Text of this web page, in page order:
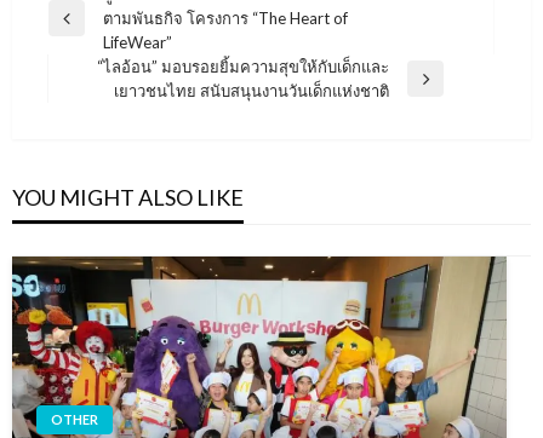
เรื่อง
Previous
ตามพันธกิจ โครงการ “The Heart of
LifeWear”
“ไลอ้อน” มอบรอยยิ้มความสุขให้กับเด็กและ
เยาวชนไทย สนับสนุนงานวันเด็กแห่งชาติ
YOU MIGHT ALSO LIKE
OTHER